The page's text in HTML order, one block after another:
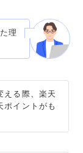
理
える際、楽天
ポイントがも